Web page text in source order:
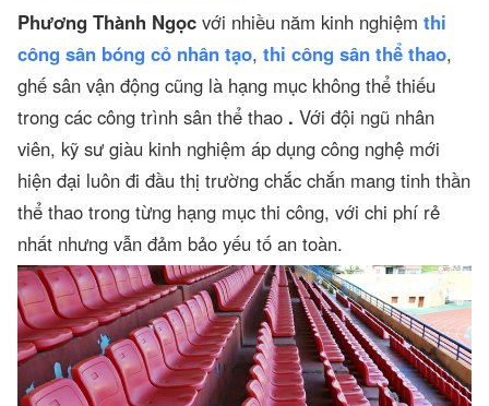
Phương Thành Ngọc với nhiều năm kinh nghiệm thi
công sân bóng cỏ nhân tạo, thi công sân thể thao,
ghế sân vận động cũng là hạng mục không thể thiếu
trong các công trình sân thể thao . Với đội ngũ nhân
viên, kỹ sư giàu kinh nghiệm áp dụng công nghệ mới
hiện đại luôn đi đầu thị trường chắc chắn mang tinh thần
thể thao trong từng hạng mục thi công, với chi phí rẻ
nhất nhưng vẫn đảm bảo yếu tố an toàn.